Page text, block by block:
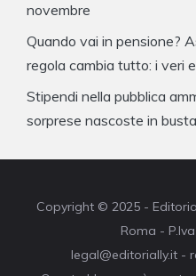
novembre
Quando vai in pensione?
regola cambia tutto: i veri
Stipendi nella pubblica
sorprese nascoste in
Copyright © 2025 -
Roma -
legal@editorially.it -